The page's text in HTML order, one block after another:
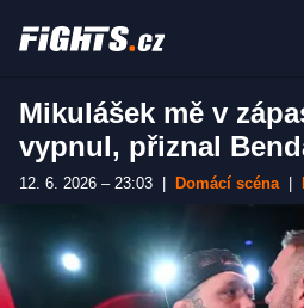
Mikulášek mě v
vypnul, přiznal
12. 6. 2026 – 23:03 Domácí scéna